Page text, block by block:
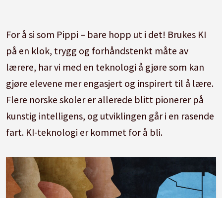
For å si som Pippi – bare hopp ut i det! Brukes KI
på en klok, trygg og forhåndstenkt måte av
lærere, har vi med en teknologi å gjøre som kan
gjøre elevene mer engasjert og inspirert til å lære.
Flere norske skoler er allerede blitt pionerer på
kunstig intelligens, og utviklingen går i en rasende
fart. KI-teknologi er kommet for å bli.